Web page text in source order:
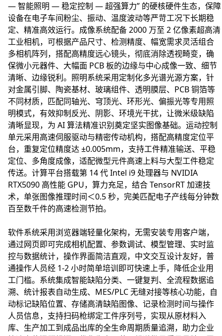
— 智能照明 — 稳定控制 — 超强算力” 的硬核硬件生态，保障
设备在电子车间粉尘、振动、温度波动等严苛工况下长期稳
定、精准高效运行。成像系统配备 2000 万至 2 亿像素超高清
工业相机，可根据产品尺寸、检测精度、幅宽需求灵活组合
多相机阵列，搭配高精度远心镜头，彻底消除透视畸变，确
保微小元器件、大幅面 PCB 板的边缘与中心成像一致、细节
清晰、边缘锐利。照明系统采用定制化多光谱光源方案，针
对金属引脚、陶瓷基材、玻璃组件、透明膜层、PCB 铜箔等
不同材质，匹配同轴光、穹顶光、环形光、偏振光等专用照
明模式，有效抑制反光、阴影、环境光干扰，让微米级缺陷
清晰显现，为 AI 算法精准识别奠定坚实图像基础。运动控制
单元采用高速伺服驱动与精密传动机构，搭配高精度定位平
台，重复定位精度达 ±0.005mm，支持工件精准输送、平稳
定位、多角度成像，适配微型元件高速上料与大型工件稳定
传送。计算平台搭载第 14 代 Intel i9 处理器与 NVIDIA
RTX5090 高性能 GPU，算力充足，结合 TensorRT 加速技
术，单张图像推理时间＜0.5 秒，完美匹配电子产线每分钟数
百至数千件的高速检测节拍。
软件系统采用浏览器端轻量化架构，无需安装专用客户端，
通过网页即可完成相机配置、参数调试、模型管理、实时监
控与数据统计，操作界面简洁直观，中文交互设计友好，普
通操作人员经 1-2 小时简单培训即可快速上手，降低企业用
工门槛。系统集成智能缺陷分类、一键复判、全流程数据追
溯、统计报表自动生成、MES/PLC 无缝对接等核心功能，自
动标记缺陷位置、存储高清缺陷图像、记录检测时间与操作
人员信息，支持扫码枪绑定工件序列号，实现从原材料入
库、生产加工到成品出库的全生命周期质量追溯，助力企业